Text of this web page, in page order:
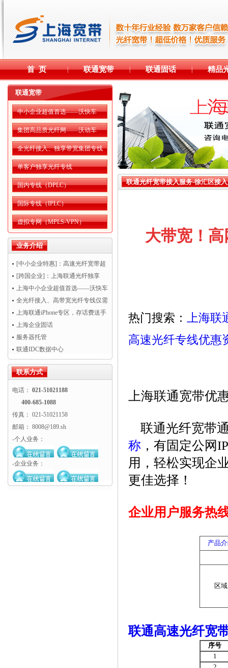
首 页 | 联通宽带 | 联通固话 | 精品
联通宽带
中小企业超值首选——沃快车
集团高品质光纤网——沃动车
全光纤接入、独享带宽集团专线
网——沃专线
单客户独享光纤专线
国内专线（DPLC）
国际专线（IPLC）
虚拟专网（MPLS-VPN）
业务介绍
[中小企业特惠]：高速光纤宽带超
值优惠！
[跨国企业]：上海联通光纤独享
VIP国际优化专线
上海中小企业超值首选——沃快车
全光纤接入、高带宽光纤专线仅需
1400元/月！
上海联通iPhone专区，存话费送手
机上海企业固话
服务器托管
联通IDC数据中心
联系方式
电话： 021-51021188
400-685-1088
传真： 021-51021158
邮箱： 8008@189.sh
-个人业务：
-企业业务：
联通光纤宽带接入服务-徐汇区接
大带宽！
热门搜索：
上海联
高速光纤专线优惠
上海联通宽带
联通光纤宽带
称 ，有固定公网
用，轻松实现企
更佳选择！
企业用户服务热
产品
区域
联通高速光纤宽
序号
1